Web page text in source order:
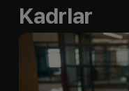
Kadrlar